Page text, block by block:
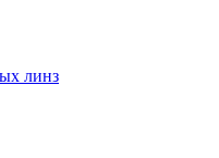
линз